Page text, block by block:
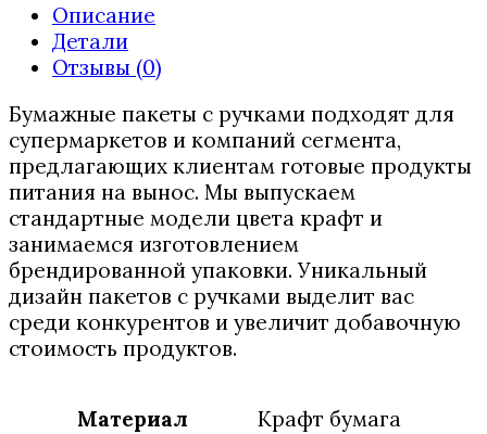
ручкой
№5
440х145х400
Описание
Детали
Отзывы (0)
Бумажные пакеты с ручками подходят для
супермаркетов и компаний сегмента,
предлагающих клиентам готовые продукты
питания на вынос. Мы выпускаем
стандартные модели цвета крафт и
занимаемся изготовлением
брендированной упаковки. Уникальный
дизайн пакетов с ручками выделит вас
среди конкурентов и увеличит добавочную
стоимость продуктов.
Материал Крафт бумага